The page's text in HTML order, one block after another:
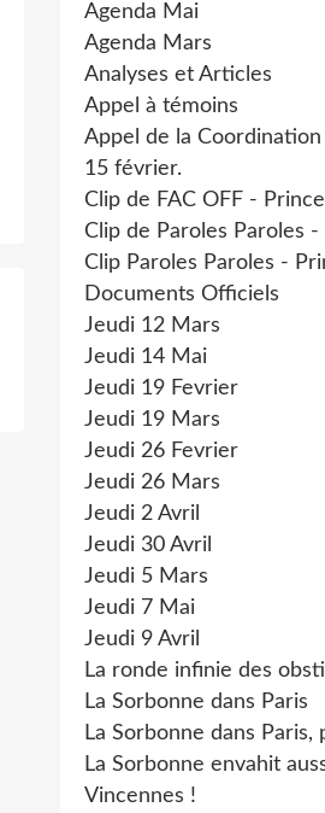
Agenda Mai
Agenda Mars
Analyses et Articles
Appel à témoins
Appel de la
15 février.
Clip de FAC OFF -
Clip de Paroles Paroles
Clip Paroles Paroles -
Documents Officiels
Jeudi 12 Mars
Jeudi 14 Mai
Jeudi 19 Fevrier
Jeudi 19 Mars
Jeudi 26 Fevrier
Jeudi 26 Mars
Jeudi 2 Avril
Jeudi 30 Avril
Jeudi 5 Mars
Jeudi 7 Mai
Jeudi 9 Avril
La ronde infinie des
La Sorbonne dans Paris
La Sorbonne dans
La Sorbonne envahit
Vincennes !